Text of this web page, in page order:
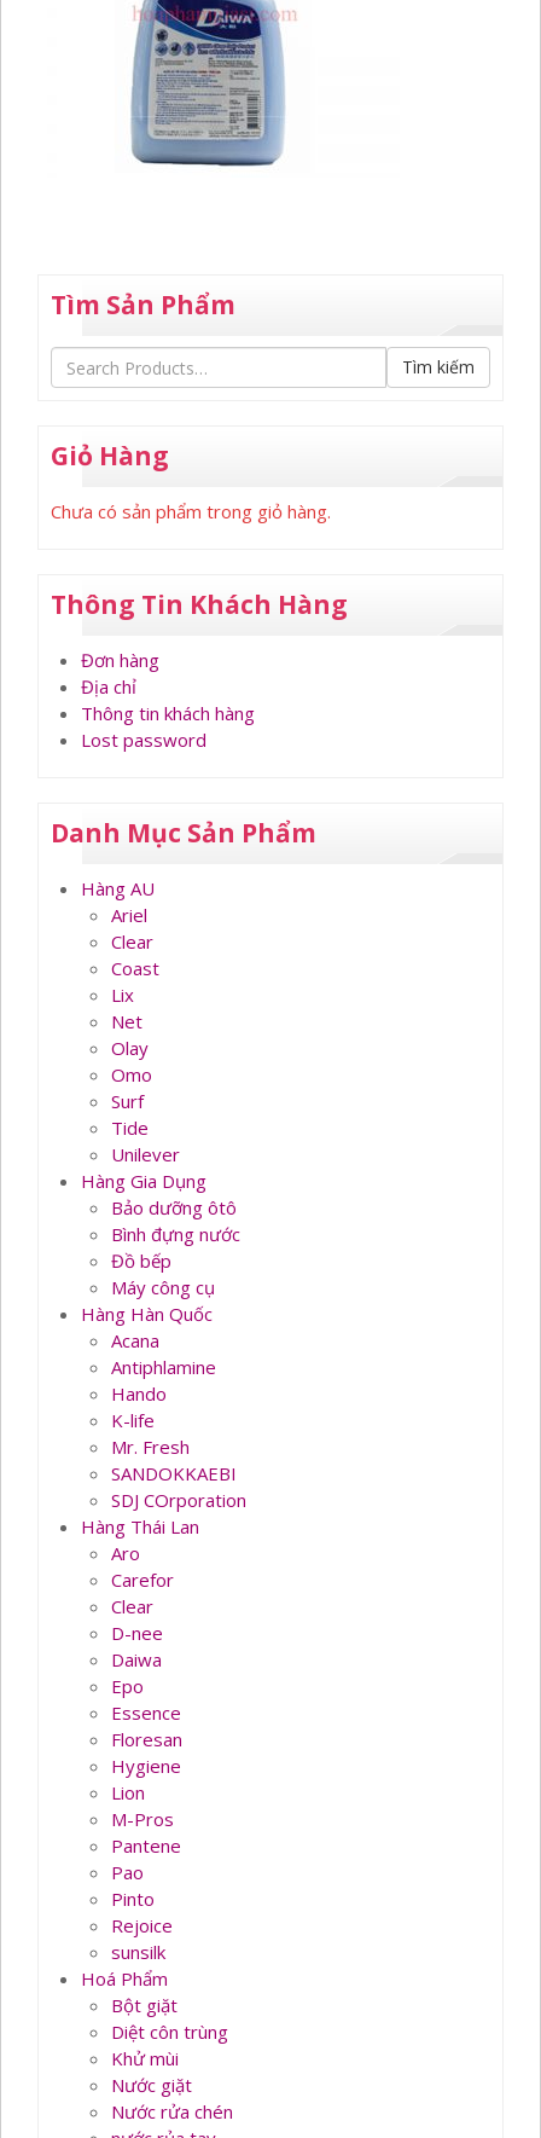
Tìm Sản Phẩm
Tìm kiếm
Giỏ Hàng
Chưa có sản phẩm trong giỏ hàng.
Thông Tin Khách Hàng
Đơn hàng
Địa chỉ
Thông tin khách hàng
Lost password
Danh Mục Sản Phẩm
Hàng AU
Ariel
Clear
Coast
Lix
Net
Olay
Omo
Surf
Tide
Unilever
Hàng Gia Dụng
Bảo dưỡng ôtô
Bình đựng nước
Đồ bếp
Máy công cụ
Hàng Hàn Quốc
Acana
Antiphlamine
Hando
K-life
Mr. Fresh
SANDOKKAEBI
SDJ COrporation
Hàng Thái Lan
Aro
Carefor
Clear
D-nee
Daiwa
Epo
Essence
Floresan
Hygiene
Lion
M-Pros
Pantene
Pao
Pinto
Rejoice
sunsilk
Hoá Phẩm
Bột giặt
Diệt côn trùng
Khử mùi
Nước giặt
Nước rửa chén